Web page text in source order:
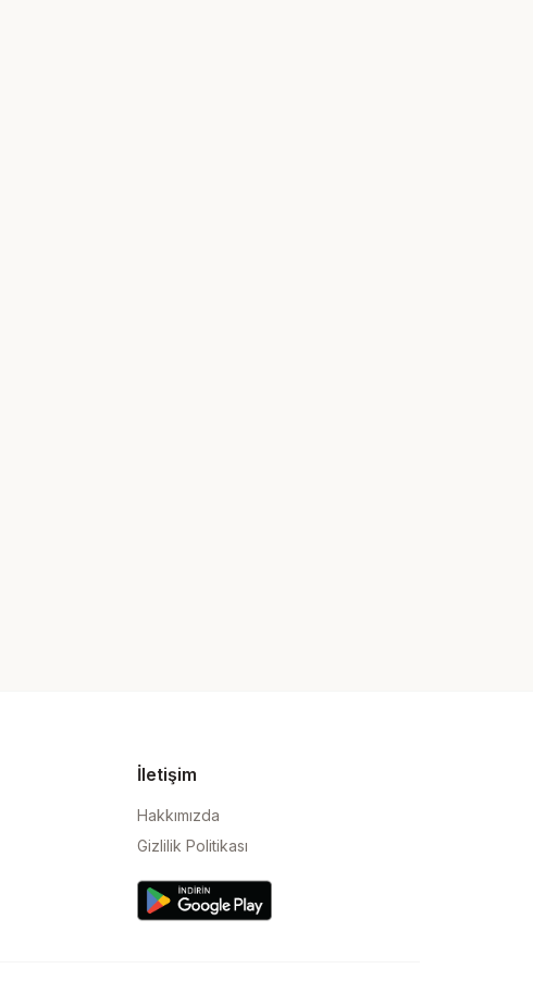
İletişim
Hakkımızda
Gizlilik Politikası